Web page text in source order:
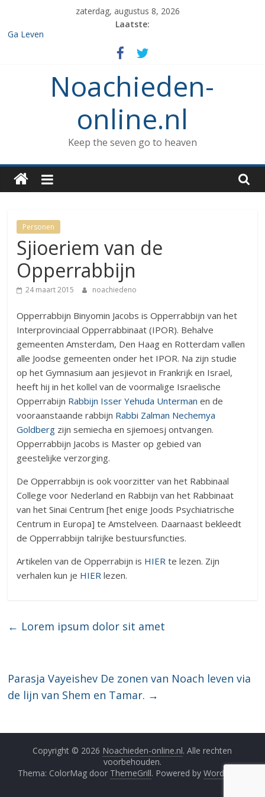
inhoud
zaterdag, augustus 8, 2026
Laatste:
Ga Leven
De de 7 geboden die aan Noach werd gegeven en het verbod op
enige vorm van rituele Sabbat rust.
Het verzamelen van dieren in de ark
Wat kunnen Noachieden lezen tijdens Tishe B’Av?
Noachieden-
online.nl
Keep the seven go to heaven
Personen
Sjioeriem van de
Opperrabbijn
24 maart 2015 noachiedeno
Opperrabbijn Binyomin Jacobs is Opperrabbijn van het
Interprovinciaal Opperrabbinaat (IPOR). Behalve
gemeenten Amsterdam, Den Haag en Rotterdam vallen
alle Joodse gemeenten onder het IPOR. Na zijn studie
op het Gymnasium aan jesjievot in Frankrijk en Israel,
heeft hij in het kollel van de voormalige Israelische
Opperrabijn Rabbijn Isser Yehuda Unterman en de
vooraanstaande rabbijn Rabbi Zalman Nechemya
Goldberg zijn semiecha en sjiemoesj ontvangen.
Opperrabbijn Jacobs is Master op gebied van
geestelijke verzorging.
De Opperrabbijn is ook voorzitter van het Rabbinaal
College voor Nederland en Rabbijn van het Rabbinaat
van het Sinai Centrum [het enige Joods Psychiatrische
Centrum in Europa] te Amstelveen. Daarnaast bekleedt
de Opperrabbijn talrijke bestuursfuncties.
Artikelen van de Opperrabijn is HIER te lezen. Zijn
verhalen kun je HIER lezen.
← Lorem ipsum dolor sit amet
Parasja Vayeishev De zonen van Noach leven via
de lijn van Shem en Tamar. →
Copyright © 2026 Noachieden-online.nl. Alle rechten
voorbehouden.
Thema: ColorMag door ThemeGrill. Powered by WordPress